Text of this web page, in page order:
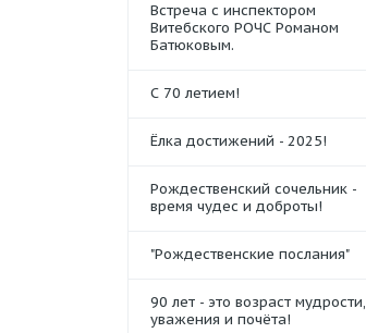
Встреча с инспектором
Витебского РОЧС Романом
Батюковым.
С 70 летием!
Ёлка достижений - 2025!
Рождественский сочельник -
время чудес и доброты!
"Рождественские послания"
90 лет - это возраст мудрости,
уважения и почёта!